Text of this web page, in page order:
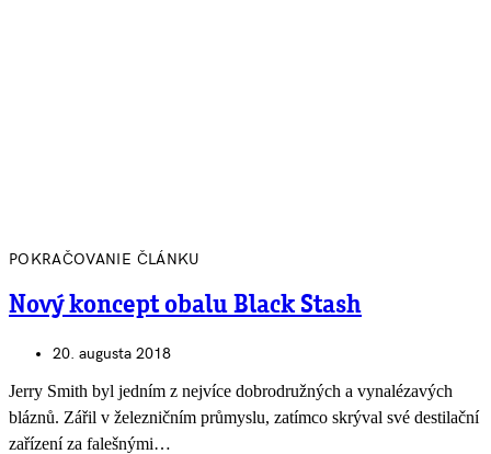
POKRAČOVANIE ČLÁNKU
Nový koncept obalu Black Stash
20. augusta 2018
Jerry Smith byl jedním z nejvíce dobrodružných a vynalézavých
bláznů. Zářil v železničním průmyslu, zatímco skrýval své destilační
zařízení za falešnými…